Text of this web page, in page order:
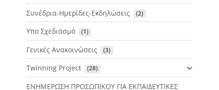
Συνέδρια-Ημερίδες-Εκδηλώσεις (2)
Υπο Σχεδιασμό (1)
Γενικές Ανακοινώσεις (3)
Twinning Project (28)
ΕΝΗΜΕΡΩΣΗ ΠΡΟΣΩΠΙΚΟΥ ΓΙΑ ΕΚΠΑΙΔΕΥΤΙΚΕΣ